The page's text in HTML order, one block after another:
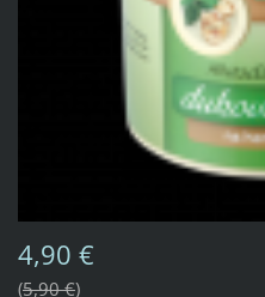
4,90 €
5,90 €